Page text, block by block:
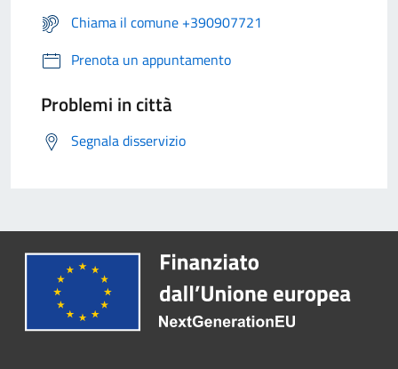
Chiama il comune +390907721
Prenota un appuntamento
Problemi in città
Segnala disservizio